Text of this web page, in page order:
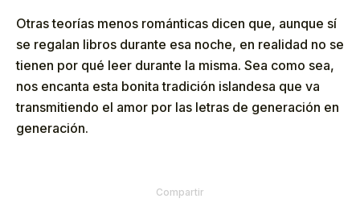
Otras teorías menos románticas dicen que, aunque sí
se regalan libros durante esa noche, en realidad no se
tienen por qué leer durante la misma. Sea como sea,
nos encanta esta bonita tradición islandesa que va
transmitiendo el amor por las letras de generación en
generación.
Compartir